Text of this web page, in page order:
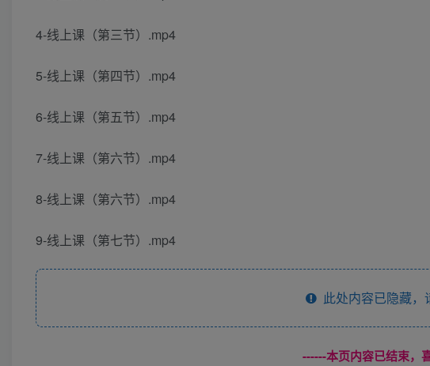
4-线上课（第三节）.mp4
5-线上课（第四节）.mp4
6-线上课（第五节）.mp4
7-线上课（第六节）.mp4
8-线上课（第六节）.mp4
9-线上课（第七节）.mp4
此处内容已隐藏，
------本页内容已结束，